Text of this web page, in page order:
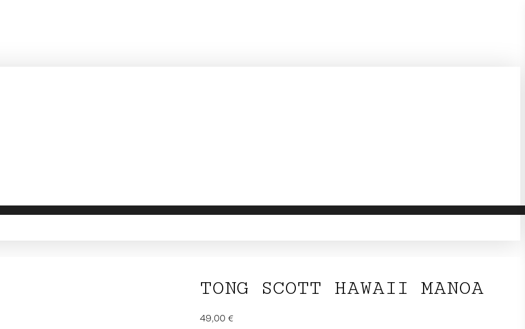
TONG SCOTT HAWAII MANOA
49,00 €